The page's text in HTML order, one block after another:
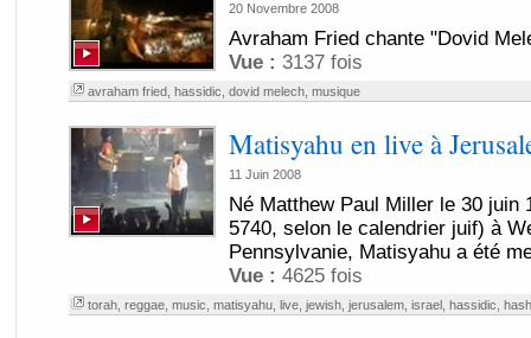
20 Novembre 2008
Avraham Fried chante "Dovid
Vue : 3137 fois
avraham fried, hassidic dovid melech, musique
Matisyahu en live à
11 Juin 2008
Né Matthew Paul Miller le 30 juin
5740, selon le calendrier juif) à
Pennsylvanie, Matisyahu a été
Vue : 4625 fois
torah, reggae, music matisyahu, live, jewish, jerusalem, israel, hassidic